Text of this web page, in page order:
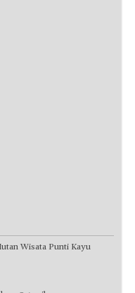
Wisata Punti Kayu